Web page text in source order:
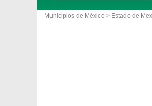
Municipios de México > Estado de